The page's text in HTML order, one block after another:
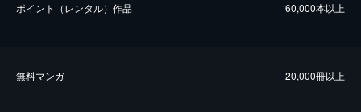
ポイント（レンタル）作品 60,000本以上
無料マンガ 20,000冊以上